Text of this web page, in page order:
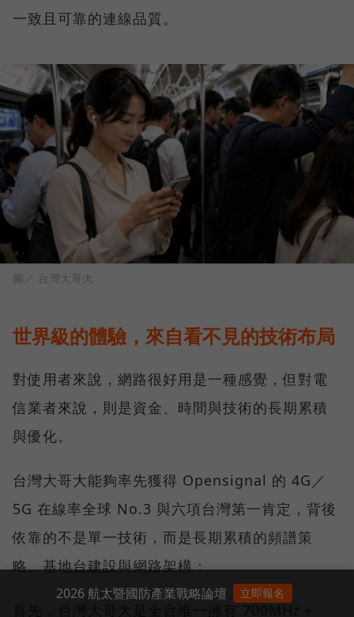
一致且可靠的連線品質。
圖／ 台灣大哥大
世界級的體驗，來自看不見的技術布局
對使用者來說，網路很好用是一種感覺，但對電
信業者來說，則是資金、時間與技術的長期累積
與優化。
台灣大哥大能夠率先獲得 Opensignal 的 4G／
5G 在線率全球 No.3 與六項台灣第一肯定，背後
依靠的不是單一技術，而是長期累積的頻譜策
略、基地台建設與網路架構：
2026 航太暨國防產業戰略論壇 立即報名